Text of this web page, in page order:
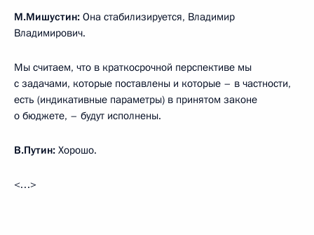
М.Мишустин: Она стабилизируется, Владимир
Владимирович.
Мы считаем, что в краткосрочной перспективе мы
с задачами, которые поставлены и которые – в частности,
есть (индикативные параметры) в принятом законе
о бюджете, – будут исполнены.
В.Путин: Хорошо.
<…>